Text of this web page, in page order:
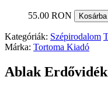
55.00 RON
Kategóriák: Szépirodalom
Márka: Tortoma Kiadó
Ablak